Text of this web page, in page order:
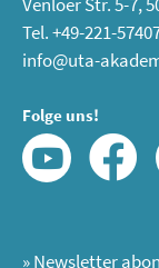
Tel. +49-221-
info@uta-
Folge uns!
»Newsletter